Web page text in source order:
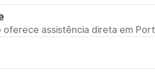
oferece assistência direta em